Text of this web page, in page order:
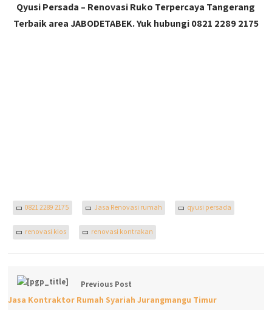
Qyusi Persada – Renovasi Ruko Terpercaya Tangerang
Terbaik area JABODETABEK. Yuk hubungi 0821 2289 2175
0821 2289 2175 Jasa Renovasi rumah qyusi persada
renovasi kios renovasi kontrakan
Previous Post
Jasa Kontraktor Rumah Syariah Jurangmangu Timur